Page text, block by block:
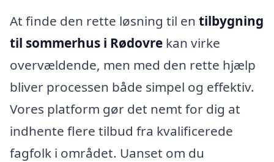
At finde den rette løsning til en tilbygning
til sommerhus i Rødovre kan virke
overvældende, men med den rette hjælp
bliver processen både simpel og effektiv.
Vores platform gør det nemt for dig at
indhente flere tilbud fra kvalificerede
fagfolk i området. Uanset om du